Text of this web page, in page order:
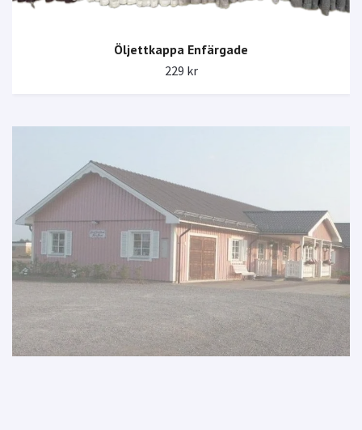
Öljettkappa Enfärgade
229 kr